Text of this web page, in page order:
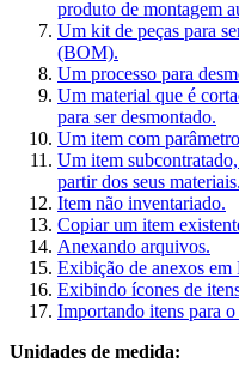
produto de montagem
Um kit de peças para
(BOM).
Um processo para
Um material que é
para ser desmontado.
Um item com
Um item
partir dos seus materiais.
Item não inventariado.
Copiar um item
Anexando arquivos.
Exibição de anexos em
Exibindo ícones de
Importando itens para
Unidades de medida: